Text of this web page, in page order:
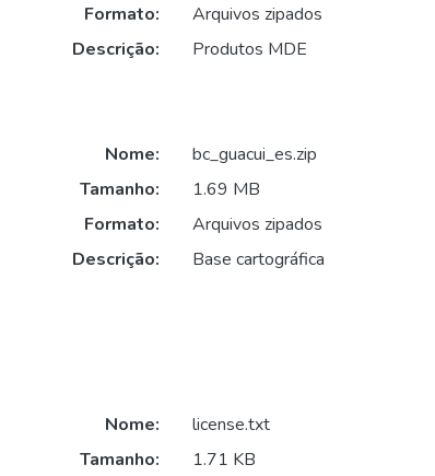
Formato:
Arquivos zipados
Descrição:
Produtos MDE
Nome:
bc_guacui_es.zip
Tamanho:
1.69 MB
Formato:
Arquivos zipados
Descrição:
Base cartográfica
Nome:
license.txt
Tamanho:
1.71 KB